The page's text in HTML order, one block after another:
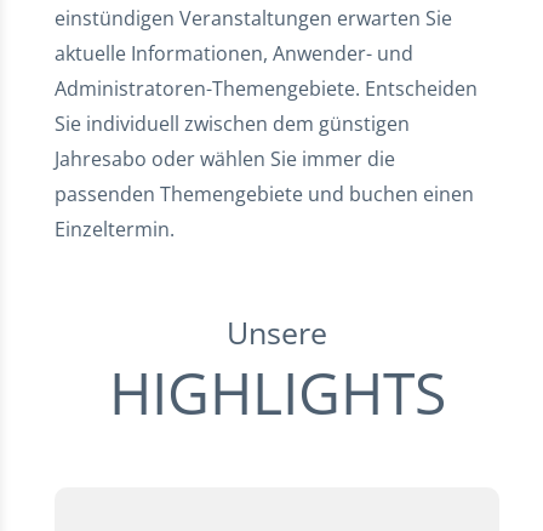
einstündigen Veranstaltungen erwarten Sie
aktuelle Informationen, Anwender- und
Administratoren-Themengebiete. Entscheiden
Sie individuell zwischen dem günstigen
Jahresabo oder wählen Sie immer die
passenden Themengebiete und buchen einen
Einzeltermin.
Unsere
HIGHLIGHTS